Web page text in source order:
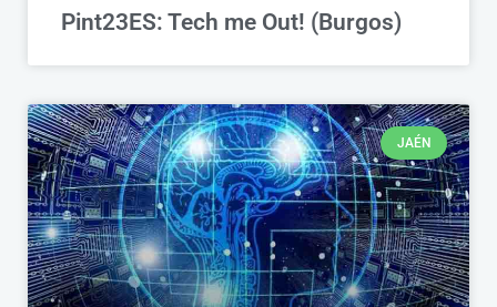
Pint23ES: Tech me Out! (Burgos)
JAÉN